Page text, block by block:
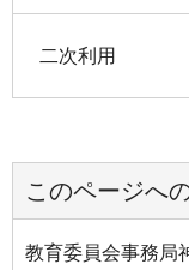
二次利用
このページへ
教育委員会事務局